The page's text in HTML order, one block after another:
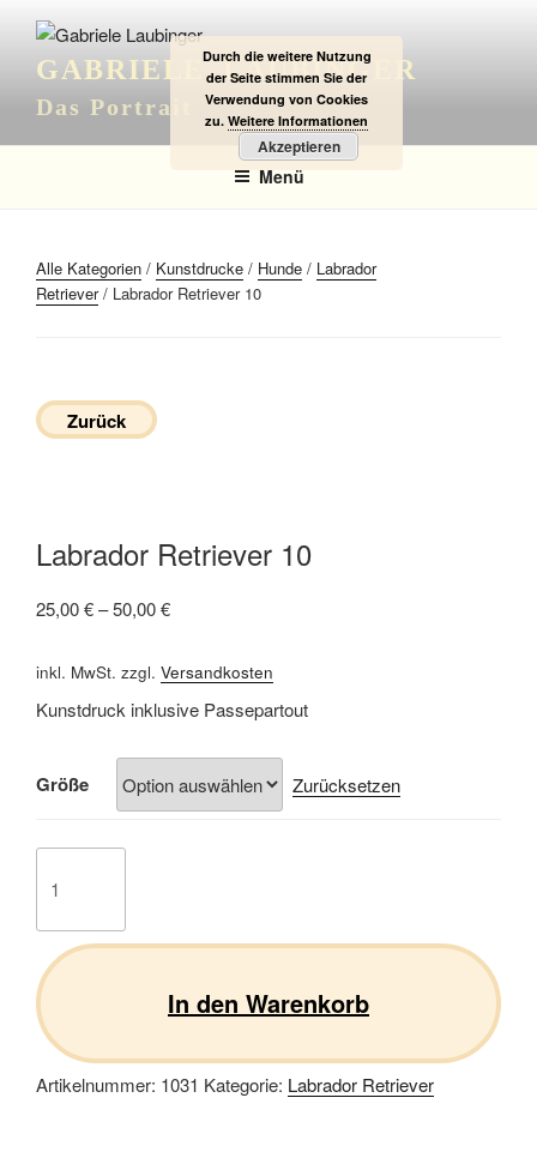
Inhalt
springenGABRIELE LAUBINGER
Das Portrait
Menü
Alle Kategorien / Kunstdrucke / Hunde / Labrador
Retriever/ Labrador Retriever 10
Zurück
Labrador Retriever 10
25,00€–50,00€
inkl. MwSt. zzgl. Versandkosten
Kunstdruck inklusive Passepartout
Größe Zurücksetzen
Retriever
Menge
In den Warenkorb
Artikelnummer: 1031 Kategorie: Labrador Retriever
Durch die weitere Nutzung
der Seite stimmen Sie der
Verwendung von Cookies
zu. Weitere Informationen
Akzeptieren